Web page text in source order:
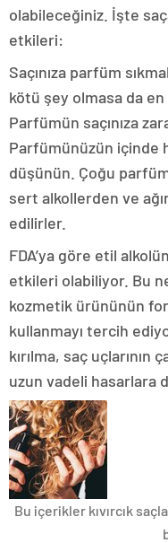
olabileceğiniz. İşte
etkileri:
Saçınıza parfüm
kötü şey olmasa da en
Parfümün saçınıza
Parfümünüzün içinde
düşünün. Çoğu
sert alkollerden ve
edilirler.
FDA’ya göre etil
etkileri olabiliyor. Bu
kozmetik ürününün
kullanmayı tercih
kırılma, saç
uzun vadeli hasarlara
Bu içerikler kıvırcık